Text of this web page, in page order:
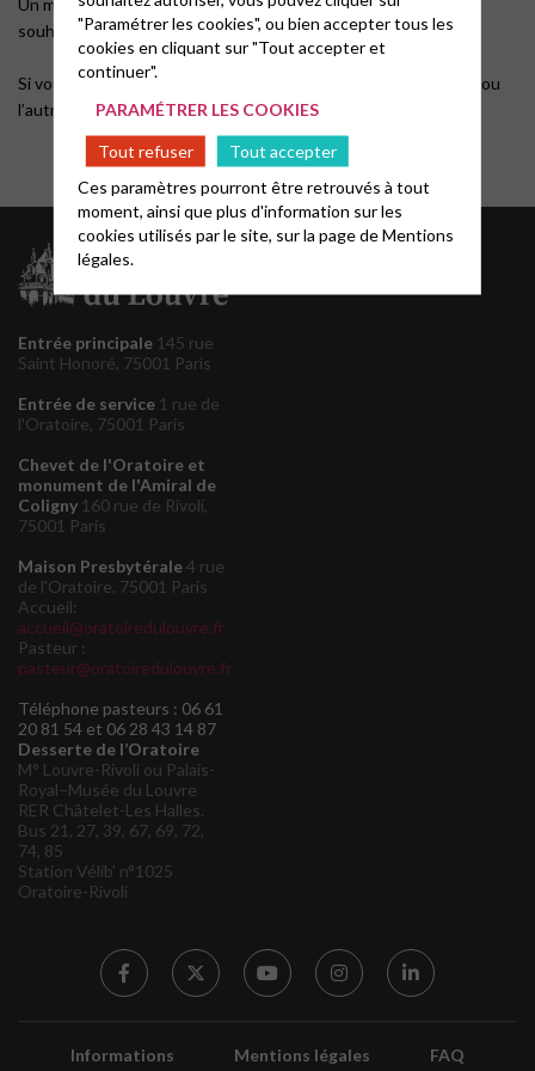
Un moment précieux de calme et de partage où quiconque
souhaite se ressourcer est le bienvenu.
Si vous le souhaitez, il peut être suivi d’un déjeuner avec l’un.e ou
l’autre pasteur.e et d’unpartage biblique
Entrée principale 145 rue
Saint Honoré, 75001 Paris
Entrée de service 1 rue de
l'Oratoire, 75001 Paris
Chevet de l'Oratoire et
monument de l'Amiral de
Coligny 160 rue de Rivoli,
75001 Paris
Maison Presbytérale4 rue
de l'Oratoire, 75001 Paris
Accueil:
accueil@oratoiredulouvre.fr
Pasteur :
pasteur@oratoiredulouvre.fr
Téléphone pasteurs : 06 61
20 81 54 et 06 28 43 14 87
Desserte de l’Oratoire
M° Louvre-Rivoli ou Palais-
Royal–Musée du Louvre
RER Châtelet-Les Halles.
Bus 21, 27, 39, 67, 69, 72,
74, 85
Station Vélib’ n°1025
Oratoire-Rivoli
Informations Mentions légales FAQ
"Paramétrer les cookies", ou bien accepter tous les
cookies en cliquant sur "Tout accepter et
continuer".
PARAMÉTRER LES COOKIES
Tout refuser
Tout accepter
Ces paramètres pourront être retrouvés à tout
moment, ainsi que plus d'information sur les
cookies utilisés par le site, sur la page deMentions
légales.